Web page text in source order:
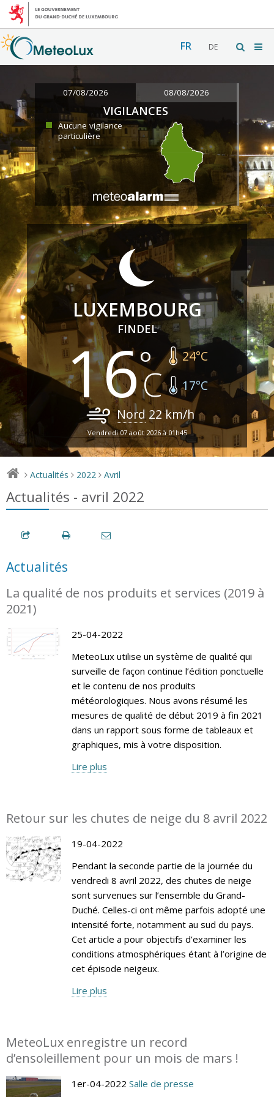
FR DE
07/08/2026 08/08/2026
VIGILANCES
Aucune vigilance
particulière
LUXEMBOURG
FINDEL
16 24°C
17°C
Nord 22km/h
Vendredi 07 août 2026 à 01h45
> Actualités > 2022 > Avril
Actualités - avril 2022
Actualités
La qualité de nos produits et services (2019 à
2021)
25-04-2022
MeteoLux utilise un système de qualité qui
surveille de façon continue l’édition ponctuelle
et le contenu de nos produits
météorologiques. Nous avons résumé les
mesures de qualité de début 2019 à fin 2021
dans un rapport sous forme de tableaux et
graphiques, mis à votre disposition.
Lire plus
Retour sur les chutes de neige du 8 avril 2022
19-04-2022
Pendant la seconde partie de la journée du
vendredi 8 avril 2022, des chutes de neige
sont survenues sur l’ensemble du Grand-
Duché. Celles-ci ont même parfois adopté une
intensité forte, notamment au sud du pays.
Cet article a pour objectifs d’examiner les
conditions atmosphériques étant à l’origine de
cet épisode neigeux.
Lire plus
MeteoLux enregistre un record
d’ensoleillement pour un mois de mars !
1er-04-2022 Salle de presse